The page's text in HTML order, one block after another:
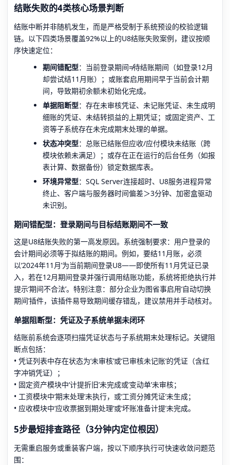
结账失败的4类核心场景判断
结账中断并非随机发生，而是严格受制于系统预设的校验逻辑
链。以下四类场景覆盖92%以上的U8结账失败案例，建议按顺
序快速定位：
期间错配型：当前登录期间≠待结账期间（如登录12月
却尝试结11月账）；或账套启用期间早于当前会计期
间，导致期初余额未初始化完成。
单据阻断型：存在未审核凭证、未记账凭证、未生成明
细账的凭证、未结转损益的上期凭证；或固定资产、工
资等子系统存在未完成期末处理的单据。
状态冲突型：总账已结账但应收/应付模块未结账（跨
模块依赖未满足）；或存在正在运行的后台任务（如报
表计算、数据备份）锁定数据库表。
环境异常型：SQL Server连接超时、U8服务进程异常
终止、客户端与服务器时间偏差＞3分钟、加密盒驱动
未识别。
期间错配型：登录期间与目标结账期间不一致
这是U8结账失败的第一高发原因。系统强制要求：用户登录的
会计期间必须等于拟结账的期间。例如，要结11月账，必须
以‘2024年11月’为当前期间登录U8——即使所有11月凭证已录
入，若在12月期间登录并强行调用结账功能，系统将拒绝执行并
提示‘期间不合法’。特别注意：部分企业为图省事启用‘自动切换
期间’插件，该插件易导致期间缓存错乱，建议禁用并手动核对。
单据阻断型：凭证及子系统单据未闭环
结账前系统会逐项扫描凭证状态与子系统期末处理标记。关键阻
断点包括：
• 凭证列表中存在状态为‘未审核’或‘已审核未记账’的凭证（含红
字冲销凭证）；
• 固定资产模块中‘计提折旧’未完成或‘变动单’未审核；
• 工资模块中‘期末处理’未执行，或‘工资分摊凭证’未生成；
• 应收模块中‘应收票据到期处理’或‘坏账准备计提’未完成。
5步最短排查路径（3分钟内定位根因）
无需重启服务或重装客户端，按以下顺序执行可快速收敛问题范
围：